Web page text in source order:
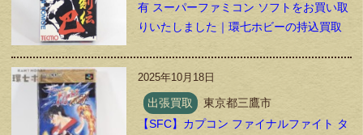
有 スーパーファミコン ソフトをお買い取
りいたしました｜環七ホビーの持込買取
2025年10月18日
出張買取
東京都三鷹市
【SFC】カプコン ファイナルファイト タ